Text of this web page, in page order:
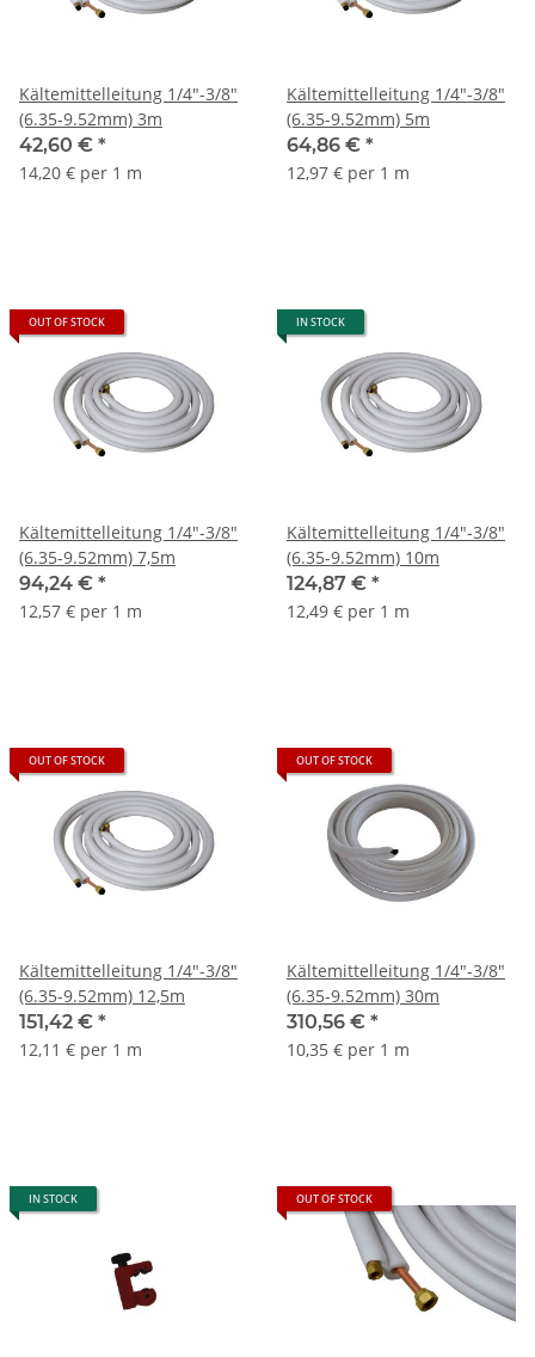
Kältemittelleitung 1/4"-3/8"
(6.35-9.52mm) 3m
42,60 € *
14,20 € per 1 m
Kältemittelleitung 1/4"-3/8"
(6.35-9.52mm) 5m
64,86 € *
12,97 € per 1 m
OUT OF STOCK
Kältemittelleitung 1/4"-3/8"
(6.35-9.52mm) 7,5m
94,24 € *
12,57 € per 1 m
IN STOCK
Kältemittelleitung 1/4"-3/8"
(6.35-9.52mm) 10m
124,87 € *
12,49 € per 1 m
OUT OF STOCK
Kältemittelleitung 1/4"-3/8"
(6.35-9.52mm) 12,5m
151,42 € *
12,11 € per 1 m
OUT OF STOCK
Kältemittelleitung 1/4"-3/8"
(6.35-9.52mm) 30m
310,56 € *
10,35 € per 1 m
IN STOCK OUT OF STOCK